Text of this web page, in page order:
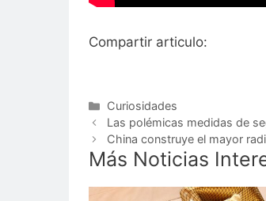
Compartir articulo:
Categorías
Curiosidades
Las polémicas medidas de
China construye el mayor
Más Noticias